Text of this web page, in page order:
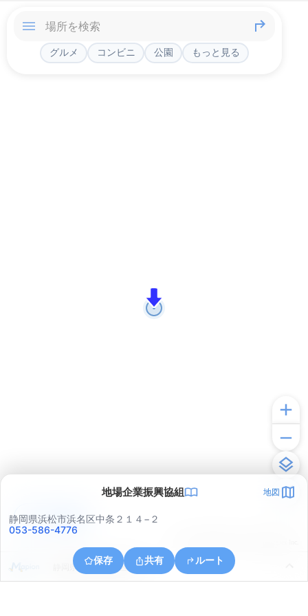
グルメ コンビニ 公園 もっと見る
地場企業振興協組 地図
静岡県浜松市浜名区中条２１４−２
053-586-4776
保存 共有 ルート
静岡県浜松市浜名区平口
アプリで見る